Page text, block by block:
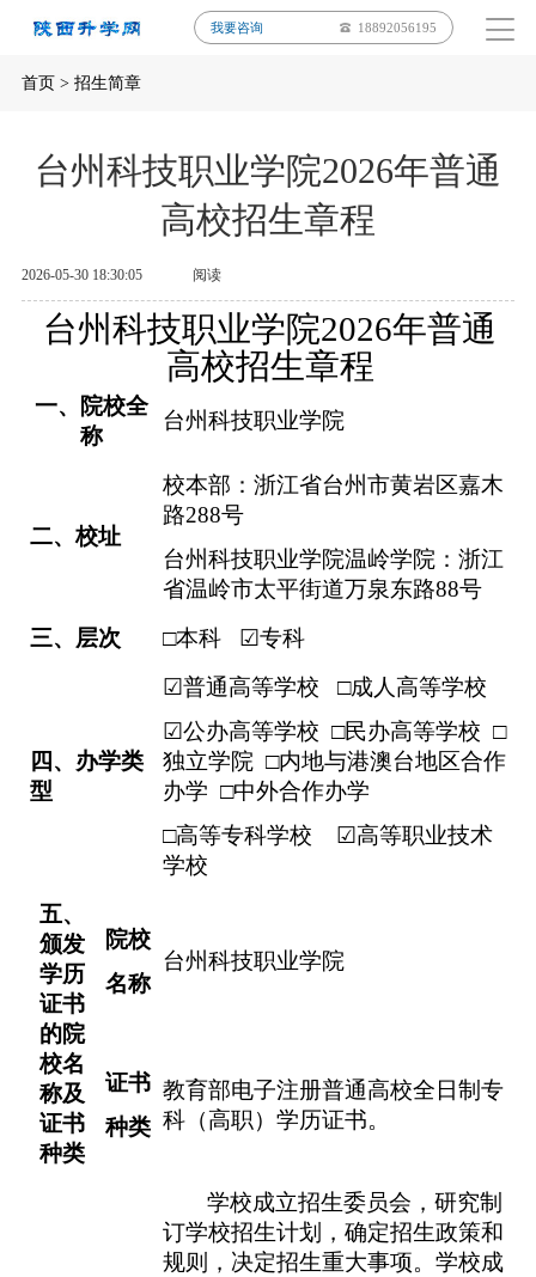
我要咨询 18892056195
首页> 招生简章
台州科技职业学院2026年普通
高校招生章程
2026-05-30 18:30:05 阅读
台州科技职业学院2026年普通
高校招生章程
一、院校全
称
台州科技职业学院
二、校址
校本部： 浙江省台州市黄岩区嘉木
路288号
台州科技职业学院温岭学院：浙江
省温岭市太平街道万泉东路88号
三、层次 □本科 ☑专科
四 、办学类
型
☑普通高等学校 □成人高等学校
☑公办高等学校 □民办高等学校 □
独立学院 □内地与港澳台地区合作
办学 □中外合作办学
□高等专科学校 ☑高等职业技术
学校
五、
颁发
学历
证书
的院
校名
称及
证书
种类
院校
名称
台州科技职业学院
证书
种类
教育部电子注册普通高校全日制专
科（高职）学历证书。
学校成立招生委员会，研究制
订学校招生计划，确定招生政策和
规则，决定招生重大事项。学校成